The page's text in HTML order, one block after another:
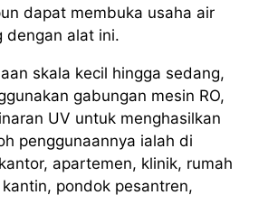
dapat membuka usaha air
dengan alat ini.
skala kecil hingga sedang,
gabungan mesin RO,
UV untuk menghasilkan
penggunaannya ialah di
apartemen, klinik, rumah
pondok pesantren,